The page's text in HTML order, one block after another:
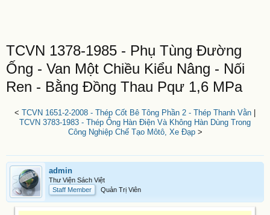
TCVN 1378-1985 - Phụ Tùng Đường
Ống - Van Một Chiều Kiểu Nâng - Nối
Ren - Bằng Đồng Thau Pqư 1,6 MPa
< TCVN 1651-2-2008 - Thép Cốt Bê Tông Phần 2 - Thép Thanh Vằn
TCVN 3783-1983 - Thép Ống Hàn Điện Và Không Hàn Dùng Trong
Công Nghiệp Chế Tạo Môtô, Xe Đạp>
admin
Thư Viện Sách Việt
Staff Member
Quản Trị Viên